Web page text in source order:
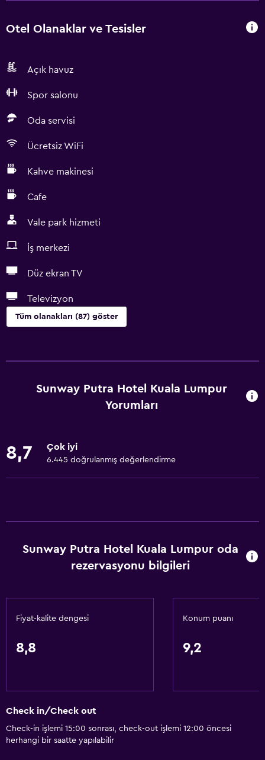
Otel Olanaklar ve Tesisler
Açık havuz
Spor salonu
Oda servisi
Ücretsiz WiFi
Kahve makinesi
Cafe
Vale park hizmeti
İş merkezi
Düz ekran TV
Televizyon
Tüm olanakları (87) göster
Duş
Tuvalet
Tuvalet kağıdı
Duş kabini
İş merkezi
Uyandırma servisi
Oda servisi
Anahtar kart erişimi
Sunway Putra Hotel Kuala Lumpur
Yorumları
8,7 Çok iyi
6.445 doğrulanmış değerlendirme
Sunway Putra Hotel Kuala Lumpur oda
rezervasyonu bilgileri
Fiyat-kalite dengesi
8,8
Konum puanı
9,2
Check in/Check out
Check-in işlemi 15:00 sonrası, check-out işlemi 12:00 öncesi
herhangi bir saatte yapılabilir